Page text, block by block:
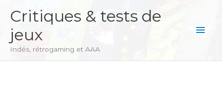
contenu
Critiques & tests de
jeux
Indés, rétrogaming et AAA